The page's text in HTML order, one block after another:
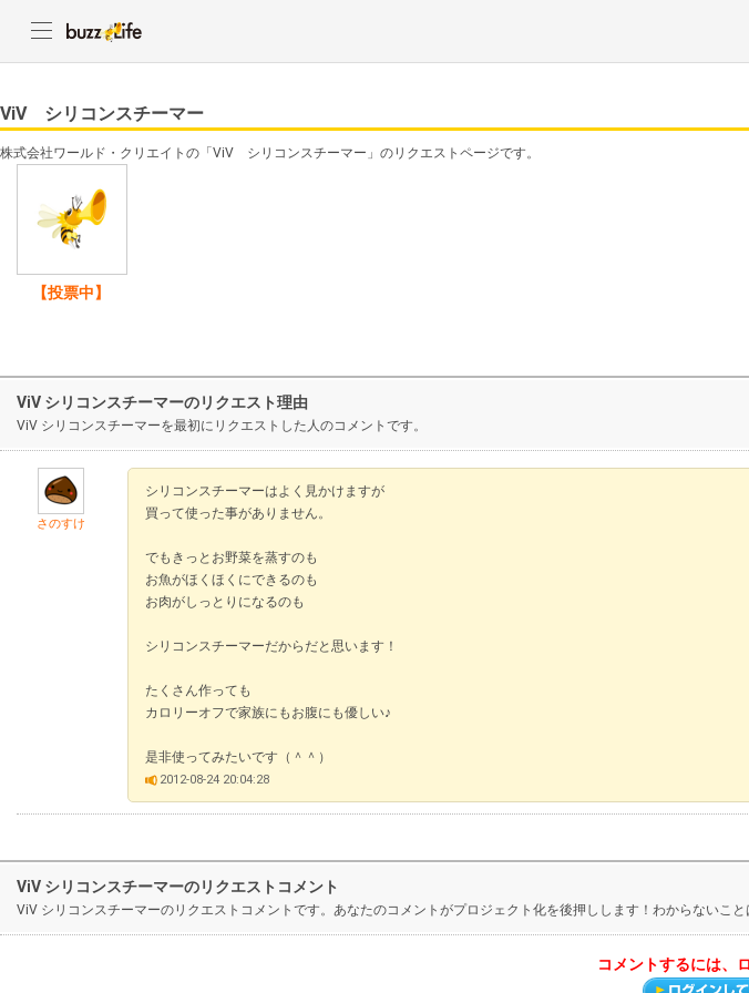
ViV シリコンスチーマー
株式会社ワールド・クリエイトの「ViV シリコンスチーマー」のリクエストページです。
【投票中】
ViV シリコンスチーマーのリクエスト理由
ViV シリコンスチーマーを最初にリクエストした人のコメントです。
さのすけ
シリコンスチーマーはよく見かけますが
買って使った事がありません。
でもきっとお野菜を蒸すのも
お魚がほくほくにできるのも
お肉がしっとりになるのも
シリコンスチーマーだからだと思います！
たくさん作っても
カロリーオフで家族にもお腹にも優しい♪
是非使ってみたいです（＾＾）
2012-08-24 20:04:28
ViV シリコンスチーマーのリクエストコメント
ViV シリコンスチーマーのリクエストコメントです。あなたのコメントがプロジェクト化を後押しします！わからないこ
コメントするには、